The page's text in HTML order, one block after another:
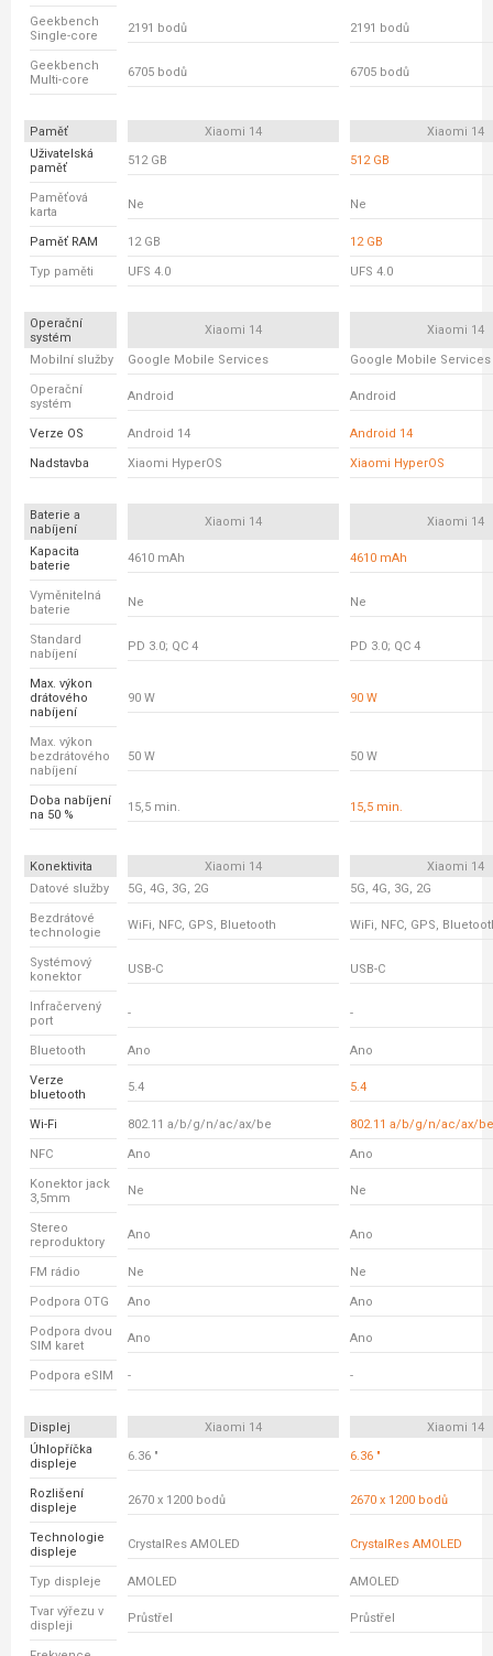
Geekbench
Single-core
2191 bodů 2191 bodů
Geekbench
Multi-core
6705 bodů 6705 bodů
Paměť Xiaomi 14
Xiaomi 14
Uživatelská
paměť
512 GB 512 GB
Paměťová
karta
Ne Ne
Paměť RAM 12 GB 12 GB
Typ paměti UFS 4.0 UFS 4.0
Operační
systém
Xiaomi 14 Xiaomi 14
Mobilní služby Google Mobile Services Google Mobile Services
Operační
systém
Android Android
Verze OS Android 14 Android 14
Nadstavba Xiaomi HyperOS Xiaomi HyperOS
Baterie a
nabíjení
Xiaomi 14 Xiaomi 14
Kapacita
baterie
4610 mAh 4610 mAh
Vyměnitelná
baterie
Ne Ne
Standard
nabíjení
PD 3.0; QC 4 PD 3.0; QC 4
Max. výkon
drátového
nabíjení
90 W 90 W
Max. výkon
bezdrátového
nabíjení
50 W 50 W
Doba nabíjení
na 50 %
15,5 min. 15,5 min.
Konektivita Xiaomi 14
Xiaomi 14
Datové služby
5G, 4G, 3G, 2G 5G, 4G, 3G, 2G
Bezdrátové
technologie
WiFi, NFC, GPS, Bluetooth WiFi, NFC, GPS,
Systémový
konektor
USB-C USB-C
Infračervený
port
- -
Bluetooth Ano Ano
Verze
bluetooth
5.4 5.4
Wi-Fi 802.11 a/b/g/n/ac/ax/be 802.11 a/b/g/n/ac/ax/be
NFC Ano Ano
Konektor jack
3,5mm
Ne Ne
Stereo
reproduktory
Ano Ano
FM rádio Ne Ne
Podpora OTG Ano Ano
Podpora dvou
SIM karet
Ano Ano
Podpora eSIM - -
Displej Xiaomi 14
Xiaomi 14
Úhlopříčka
displeje
6.36 " 6.36 "
Rozlišení
displeje
2670 x 1200 bodů 2670 x 1200 bodů
Technologie
displeje
CrystalRes AMOLED CrystalRes AMOLED
Typ displeje AMOLED AMOLED
Tvar výřezu v
displeji
Průstřel Průstřel